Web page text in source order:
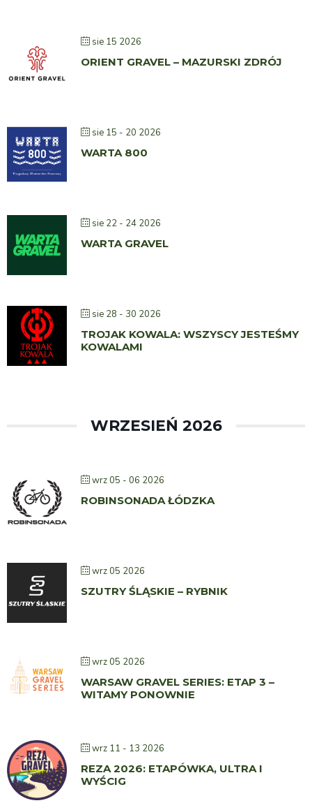
sie 15 2026
ORIENT GRAVEL – MAZURSKI ZDRÓJ
sie 15 - 20 2026
WARTA 800
sie 22 - 24 2026
WARTA GRAVEL
sie 28 - 30 2026
TROJAK KOWALA: WSZYSCY JESTEŚMY
KOWALAMI
WRZESIEŃ 2026
wrz 05 - 06 2026
ROBINSONADA ŁÓDZKA
wrz 05 2026
SZUTRY ŚLĄSKIE – RYBNIK
wrz 05 2026
WARSAW GRAVEL SERIES: ETAP 3 –
WITAMY PONOWNIE
wrz 11 - 13 2026
REZA 2026: ETAPÓWKA, ULTRA I
WYŚCIG